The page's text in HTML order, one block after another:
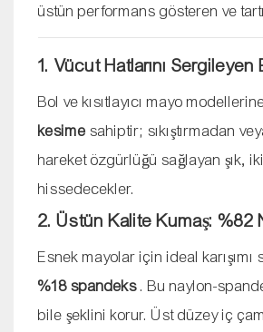
üstün performans gösteren ve
1. Vücut Hatlarını
Bol ve kısıtlayıcı mayo
kesime sahiptir; sıkıştırmadan
hareket özgürlüğü sağlayan şık,
hissedecekler.
2. Üstün Kalite Kumaş: %82
Esnek mayolar için ideal karışımı
%18 spandeks. Bu naylon-
bile şeklini korur. Üst düzey iç